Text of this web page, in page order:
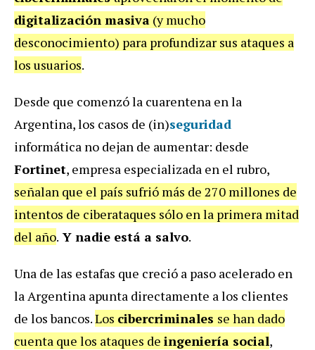
digitalización masiva (y mucho
desconocimiento) para profundizar sus ataques a
los usuarios.
Desde que comenzó la cuarentena en la
Argentina, los casos de (in)seguridad
informática no dejan de aumentar: desde
Fortinet, empresa especializada en el rubro,
señalan que el país sufrió más de 270 millones de
intentos de ciberataques sólo en la primera mitad
del año. Y nadie está a salvo.
Una de las estafas que creció a paso acelerado en
la Argentina apunta directamente a los clientes
de los bancos.Los cibercriminales se han dado
cuenta que los ataques de ingeniería social,